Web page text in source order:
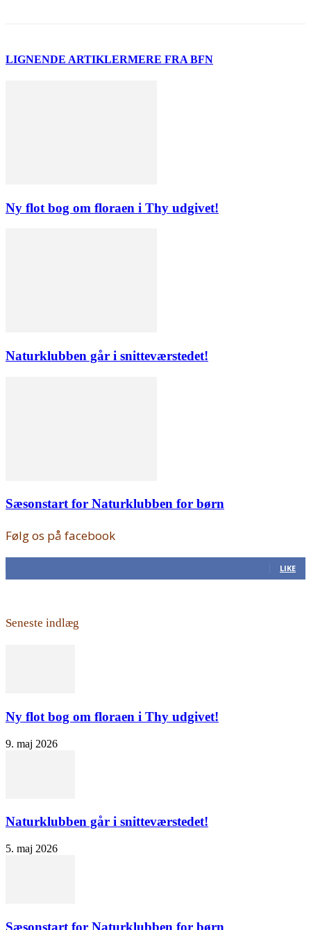
LIGNENDE ARTIKLERMERE FRA BFN
Ny flot bog om floraen i Thy udgivet!
Naturklubben går i snitteværstedet!
Sæsonstart for Naturklubben for børn
Følg os på facebook
LIKE
Seneste indlæg
Ny flot bog om floraen i Thy udgivet!
9. maj 2026
Naturklubben går i snitteværstedet!
5. maj 2026
Sæsonstart for Naturklubben for børn